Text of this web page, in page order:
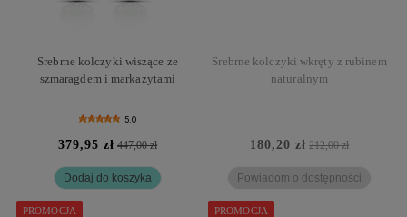
Srebrne kolczyki wiszące ze
szmaragdem i markazytami
5.0
379,95 zł 447,00 zł
Dodaj do koszyka
Srebrne kolczyki wkręty z rubinem
naturalnym
180,20 zł 212,00 zł
Powiadom o dostępności
PROMOCJA PROMOCJA